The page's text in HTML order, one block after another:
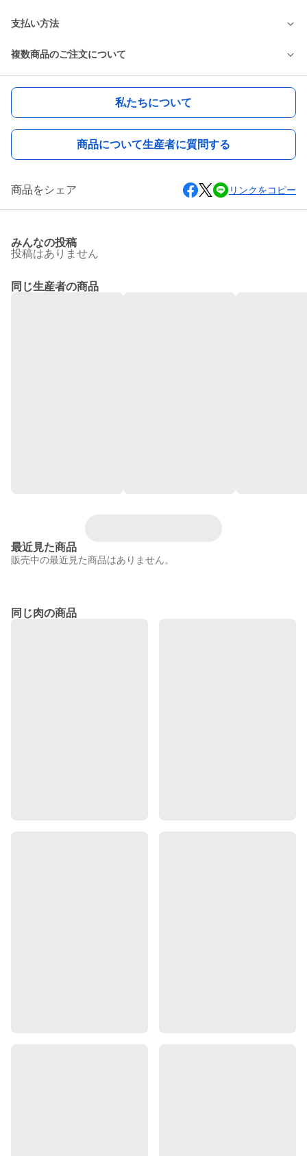
支払い方法
複数商品のご注文について
私たちについて
商品について生産者に質問する
商品をシェア リンクをコピー
みんなの投稿
投稿はありません
同じ生産者の商品
最近見た商品
販売中の最近見た商品はありません。
同じ肉の商品